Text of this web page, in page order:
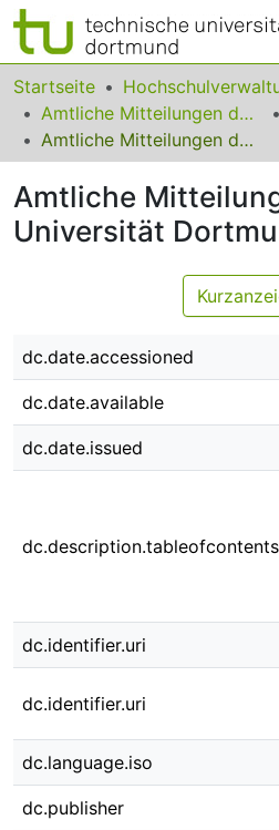
Bereiche & Sammlungen
Das gesamte Repositorium
FAQ
Zurück zur Startseite
Startseite
Amtliche Mitteilungen der Technischen Universität Dortmund
Amtliche Mitteilungen der Universität Dortmund Nr. 10/2001
Amtliche
Universität
dc.date.accessioned
dc.date.available
dc.date.issued
dc.description.tableofcontents
dc.identifier.uri
dc.identifier.uri
dc.language.iso
dc.publisher